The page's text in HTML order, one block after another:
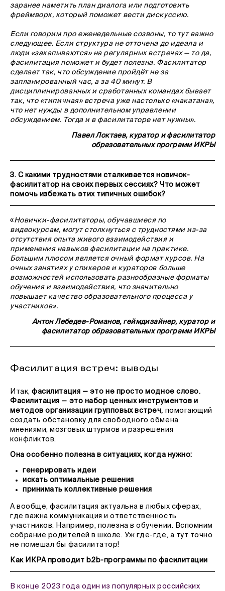
заранее наметить план диалога или подготовить
фреймворк, который поможет вести дискуссию.
Если говорим про еженедельные созвоны, то тут важно
следующее. Если структура не отточена до идеала и
люди «закапываются» на регулярных встречах — то да,
фасилитация поможет и будет полезна. Фасилитатор
сделает так, что обсуждение пройдёт не за
запланированный час, а за 40 минут. В
дисциплинированных и сработанных командах бывает
так, что «типичная» встреча уже настолько «накатана»,
что нет нужды в дополнительном управлении
обсуждением. Тогда и в фасилитаторе нет нужны».
Павел Локтаев, куратор и фасилитатор
образовательных программ ИКРЫ
3. С какими трудностями сталкивается новичок-
фасилитатор на своих первых сессиях? Что может
помочь избежать этих типичных ошибок?
«Новички-фасилитаторы, обучавшиеся по
видеокурсам, могут столкнуться с трудностями из-за
отсутствия опыта живого взаимодействия и
применения навыков фасилитации на практике.
Большим плюсом является очный формат курсов. На
очных занятиях у спикеров и кураторов больше
возможностей использовать разнообразные форматы
обучения и взаимодействия, что значительно
повышает качество образовательного процесса у
участников».
Антон Лебедев-Романов, геймдизайнер, куратор и
фасилитатор образовательных программ ИКРЫ
Фасилитация встреч: выводы
Итак,фасилитация — это не просто модное слово.
Фасилитация — это набор ценных инструментов и
методов организации групповых встреч, помогающий
создать обстановку для свободного обмена
мнениями, мозговых штурмов и разрешения
конфликтов.
Она особенно полезна в ситуациях, когда нужно:
генерировать идеи
искать оптимальные решения
принимать коллективные решения
А вообще, фасилитация актуальна в любых сферах,
где важна коммуникация и ответственность
участников. Например, полезна в обучении. Вспомним
собрание родителей в школе. Уж где-где, а тут точно
не помешал бы фасилитатор!
Как ИКРА проводит b2b-программы по фасилитации
В конце 2023 года один из популярных российских